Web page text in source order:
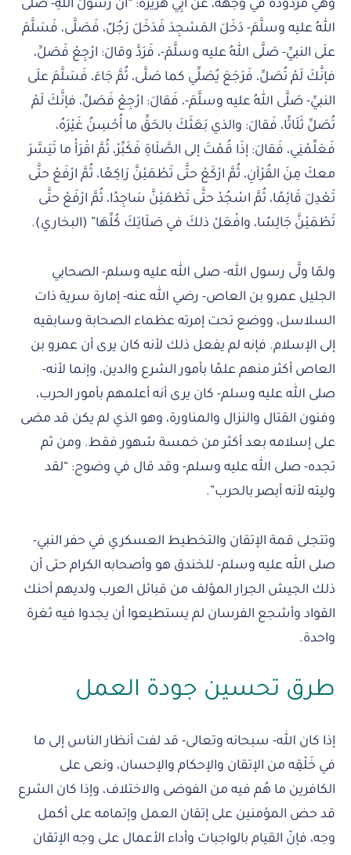
وهي مردودة في وجهه، عَنْ أَبِي هُرَيْرَةَ: “أنَّ رَسولَ اللَّهِ- صَلَّى
اللهُ عليه وسلَّمَ- دَخَلَ المَسْجِدَ فَدَخَلَ رَجُلٌ، فَصَلَّى، فَسَلَّمَ
علَى النبيِّ- صَلَّى اللهُ عليه وسلَّمَ-، فَرَدَّ وقالَ: ارْجِعْ فَصَلِّ،
فإنَّكَ لَمْ تُصَلِّ، فَرَجَعَ يُصَلِّي كما صَلَّى، ثُمَّ جَاءَ، فَسَلَّمَ علَى
النبيِّ- صَلَّى اللهُ عليه وسلَّمَ-، فَقالَ: ارْجِعْ فَصَلِّ، فإنَّكَ لَمْ
تُصَلِّ ثَلَاثًا، فَقالَ: والذي بَعَثَكَ بالحَقِّ ما أُحْسِنُ غَيْرَهُ،
فَعَلِّمْنِي، فَقالَ: إذَا قُمْتَ إلى الصَّلَاةِ فَكَبِّرْ، ثُمَّ اقْرَأْ ما تَيَسَّرَ
معكَ مِنَ القُرْآنِ، ثُمَّ ارْكَعْ حتَّى تَطْمَئِنَّ رَاكِعًا، ثُمَّ ارْفَعْ حتَّى
تَعْدِلَ قَائِمًا، ثُمَّ اسْجُدْ حتَّى تَطْمَئِنَّ سَاجِدًا، ثُمَّ ارْفَعْ حتَّى
تَطْمَئِنَّ جَالِسًا، وافْعَلْ ذلكَ في صَلَاتِكَ كُلِّهَا” (البخاري).
ولمّا ولَّى رسول الله- صلى الله عليه وسلم- الصحابي
الجليل عمرو بن العاص- رضي الله عنه- إمارة سرية ذات
السلاسل، ووضع تحت إمرته عظماء الصحابة وسابقيه
إلى الإسلام. فإنه لم يفعل ذلك لأنه كان يرى أن عمرو بن
العاص أكثر منهم علمًا بأمور الشرع والدين، وإنما لأنه-
صلى الله عليه وسلم- كان يرى أنه أعلمهم بأمور الحرب،
وفنون القتال والنزال والمناورة، وهو الذي لم يكن قد مضى
على إسلامه بعد أكثر من خمسة شهور فقط. ومن ثم
تجده- صلى الله عليه وسلم- وقد قال في وضوح: “لقد
وليته لأنه أبصر بالحرب”.
وتتجلى قمة الإتقان والتخطيط العسكري في حفر النبي-
صلى الله عليه وسلم- للخندق هو وأصحابه الكرام حتى أن
ذلك الجيش الجرار المؤلف من قبائل العرب ولديهم أحنك
القواد وأشجع الفرسان لم يستطيعوا أن يجدوا فيه ثغرة
واحدة.
طرق تحسين جودة العمل
إذا كان الله- سبحانه وتعالى- قد لفت أنظار الناس إلى ما
في خَلْقِه من الإتقان والإحكام والإحسان، ونعى على
الكافرين ما هُم فيه من الفوضى والاختلاف، وإذا كان الشرع
قد حض المؤمنين على إتقان العمل وإتمامه على أكمل
وجه، فإنّ القيام بالواجبات وأداء الأعمال على وجه الإتقان